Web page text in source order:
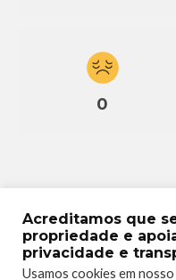
0
Acreditamos que
propriedade e
privacidade e
Usamos cookies em